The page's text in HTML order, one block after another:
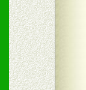
三、
1、免